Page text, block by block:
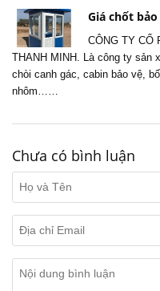
Giá chốt bảo
CÔNG TY CỔ
THANH MINH. Là công ty sản
chòi canh gác, cabin bảo vệ,
nhôm……
Chưa có bình luận